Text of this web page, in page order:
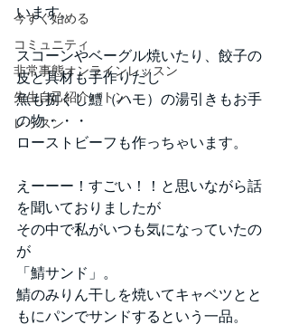
今すぐ始める
コミュニティ
非常事態オンラインレッスン
先生自己紹介バトン
レッスン
います。
スコーンやベーグル焼いたり、餃子の
皮と具材も手作りだし
魚も捌くし鱧（ハモ）の湯引きもお手
の物・・・
ローストビーフも作っちゃいます。
えーーー！すごい！！と思いながら話
を聞いておりましたが
その中で私がいつも気になっていたの
が
「鯖サンド」。
鯖のみりん干しを焼いてキャベツとと
もにパンでサンドするという一品。